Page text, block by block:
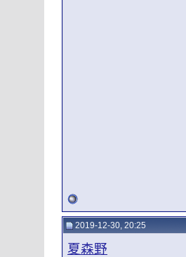
2019-12-30, 20:25
夏森野